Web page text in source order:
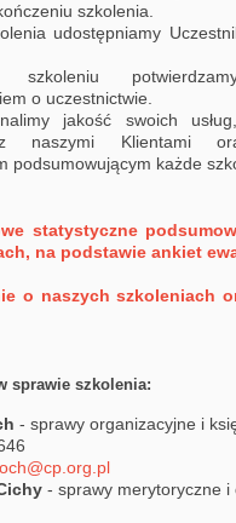
szkolenia.
udostępniamy
o uczestnictwie.
jakość swoich
naszymi Klientami
podsumowującym każde
statystyczne
na podstawie ankiet
o naszych szkoleniach
sprawie szkolenia:
- sprawy organizacyjne i
- sprawy merytoryczne i